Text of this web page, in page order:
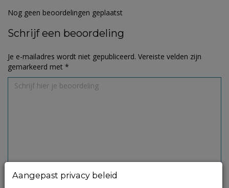
Nog geen beoordelingen geplaatst
Schrijf een beoordeling
Je e-mailadres wordt niet gepubliceerd. Vereiste velden zijn
gemarkeerd met *
Aangepast privacy beleid